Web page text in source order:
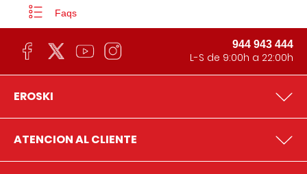
Faqs
944 943 444
L-S de 9:00h a 22:00h
EROSKI
ATENCION AL CLIENTE